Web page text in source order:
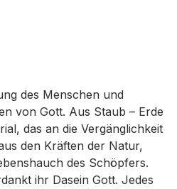
des Menschen und
von Gott. Aus Staub – Erde
das an die Vergänglichkeit
den Kräften der Natur,
des Schöpfers.
ihr Dasein Gott. Jedes